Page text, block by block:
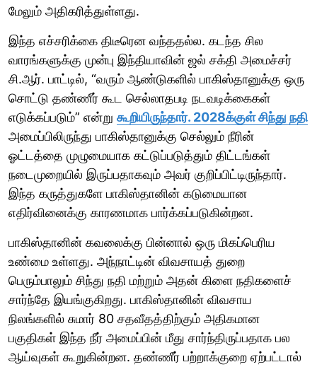
மேலும் அதிகரித்துள்ளது.
இந்த எச்சரிக்கை திடீரென வந்ததல்ல. கடந்த சில
வாரங்களுக்கு முன்பு இந்தியாவின் ஜல் சக்தி அமைச்சர்
சி.ஆர். பாட்டில், “வரும் ஆண்டுகளில் பாகிஸ்தானுக்கு ஒரு
சொட்டு தண்ணீர் கூட செல்லாதபடி நடவடிக்கைகள்
எடுக்கப்படும்” என்று கூறியிருந்தார். 2028க்குள் சிந்து நதி
அமைப்பிலிருந்து பாகிஸ்தானுக்கு செல்லும் நீரின்
ஓட்டத்தை முழுமையாக கட்டுப்படுத்தும் திட்டங்கள்
நடைமுறையில் இருப்பதாகவும் அவர் குறிப்பிட்டிருந்தார்.
இந்த கருத்துகளே பாகிஸ்தானின் கடுமையான
எதிர்வினைக்கு காரணமாக பார்க்கப்படுகின்றன.
பாகிஸ்தானின் கவலைக்கு பின்னால் ஒரு மிகப்பெரிய
உண்மை உள்ளது. அந்நாட்டின் விவசாயத் துறை
பெரும்பாலும் சிந்து நதி மற்றும் அதன் கிளை நதிகளைச்
சார்ந்தே இயங்குகிறது. பாகிஸ்தானின் விவசாய
நிலங்களில் சுமார் 80 சதவீதத்திற்கும் அதிகமான
பகுதிகள் இந்த நீர் அமைப்பின் மீது சார்ந்திருப்பதாக பல
ஆய்வுகள் கூறுகின்றன. தண்ணீர் பற்றாக்குறை ஏற்பட்டால்